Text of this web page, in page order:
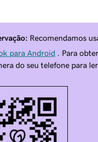
Recomendamos
para Android . Para
do seu telefone para